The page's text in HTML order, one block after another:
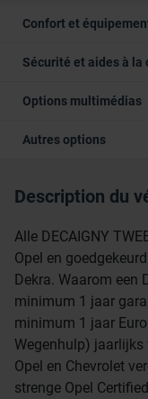
Confort et
Sécurité et aides à la
Options multimédias
Autres options
Description du
Alle DECAIGNY
Opel en
Dekra. Waarom een
minimum 1 jaar
minimum 1 jaar
Wegenhulp) jaarlijks
Opel en Chevrolet
strenge Opel